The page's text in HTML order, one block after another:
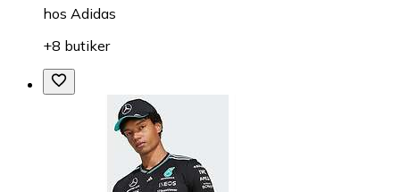
hos Adidas
+8 butiker